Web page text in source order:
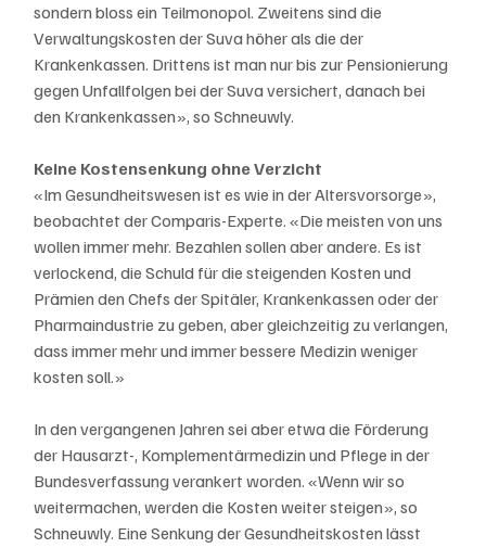
sondern bloss ein Teilmonopol. Zweitens sind die
Verwaltungskosten der Suva höher als die der
Krankenkassen. Drittens ist man nur bis zur Pensionierung
gegen Unfallfolgen bei der Suva versichert, danach bei
den Krankenkassen», so Schneuwly.
Keine Kostensenkung ohne Verzicht
«Im Gesundheitswesen ist es wie in der Altersvorsorge»,
beobachtet der Comparis-Experte. «Die meisten von uns
wollen immer mehr. Bezahlen sollen aber andere. Es ist
verlockend, die Schuld für die steigenden Kosten und
Prämien den Chefs der Spitäler, Krankenkassen oder der
Pharmaindustrie zu geben, aber gleichzeitig zu verlangen,
dass immer mehr und immer bessere Medizin weniger
kosten soll.»
In den vergangenen Jahren sei aber etwa die Förderung
der Hausarzt-, Komplementärmedizin und Pflege in der
Bundesverfassung verankert worden. «Wenn wir so
weitermachen, werden die Kosten weiter steigen», so
Schneuwly. Eine Senkung der Gesundheitskosten lässt